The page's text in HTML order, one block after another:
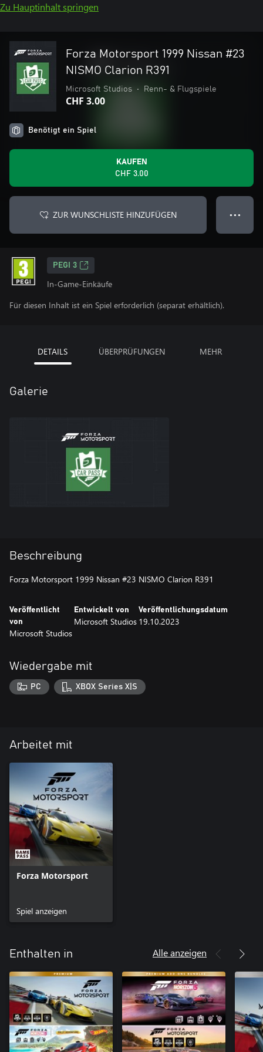
Zu Hauptinhalt springen
Forza Motorsport 1999 Nissan #23
NISMO Clarion R391
Microsoft Studios • Renn- & Flugspiele
CHF 3.00
Benötigt ein Spiel
KAUFEN
CHF 3.00
ZUR WUNSCHLISTE HINZUFÜGEN ● ● ●
PEGI 3
In-Game-Einkäufe
Für diesen Inhalt ist ein Spiel erforderlich (separat erhältlich).
DETAILS ÜBERPRÜFUNGEN MEHR
Galerie
Beschreibung
Forza Motorsport 1999 Nissan #23 NISMO Clarion R391
Veröffentlicht
von
Microsoft Studios
Entwickelt von
Microsoft Studios
Veröffentlichungsdatum
19.10.2023
Wiedergabe mit
PC XBOX Series X|S
Arbeitet mit
Forza Motorsport
Spiel anzeigen
Enthalten in Alle anzeigen